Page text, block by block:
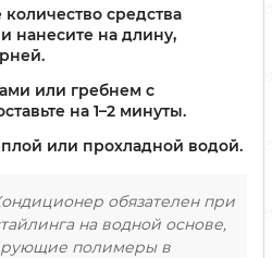
средства
нанесите на длину,
или гребнем с
на 1–2 минуты.
или прохладной водой.
обязателен при
на водной основе,
полимеры в